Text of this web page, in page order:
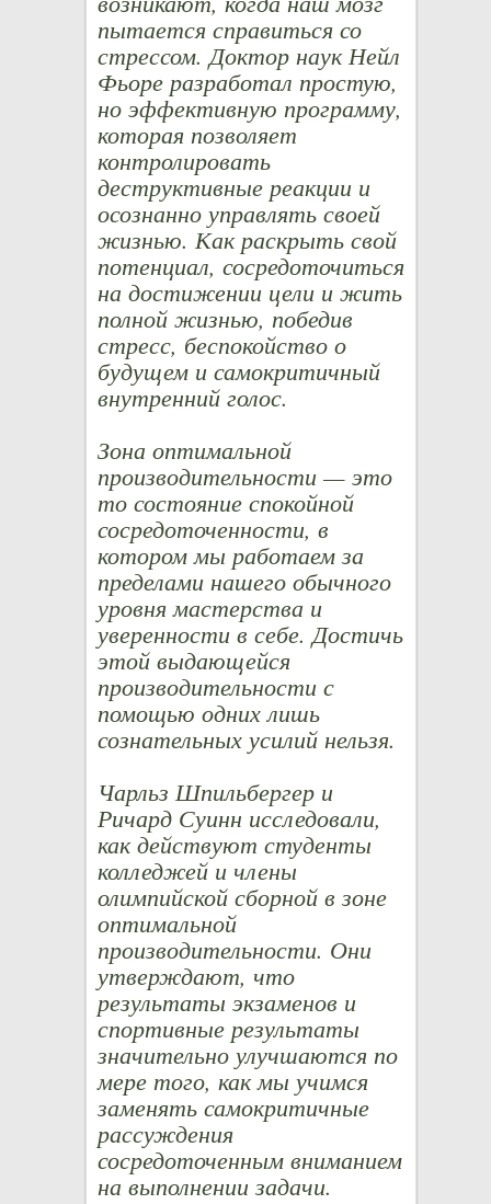
пытается справиться со
стрессом. Доктор наук Нейл
Фьоре разработал простую,
но эффективную программу,
которая позволяет
контролировать
деструктивные реакции и
осознанно управлять своей
жизнью. Как раскрыть свой
потенциал, сосредоточиться
на достижении цели и жить
полной жизнью, победив
стресс, беспокойство о
будущем и самокритичный
внутренний голос.
Зона оптимальной
производительности — это
то состояние спокойной
сосредоточенности, в
котором мы работаем за
пределами нашего обычного
уровня мастерства и
уверенности в себе. Достичь
этой выдающейся
производительности с
помощью одних лишь
сознательных усилий нельзя.
Чарльз Шпильбергер и
Ричард Суинн исследовали,
как действуют студенты
колледжей и члены
олимпийской сборной в зоне
оптимальной
производительности. Они
утверждают, что
результаты экзаменов и
спортивные результаты
значительно улучшаются по
мере того, как мы учимся
заменять самокритичные
рассуждения
сосредоточенным вниманием
на выполнении задачи.